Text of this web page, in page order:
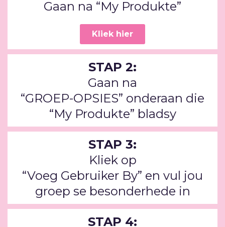
Gaan na “My Produkte”
Kliek hier
STAP 2:
Gaan na
“GROEP-OPSIES” onderaan die
“My Produkte” bladsy
STAP 3:
Kliek op
“Voeg Gebruiker By” en vul jou
groep se besonderhede in
STAP 4: